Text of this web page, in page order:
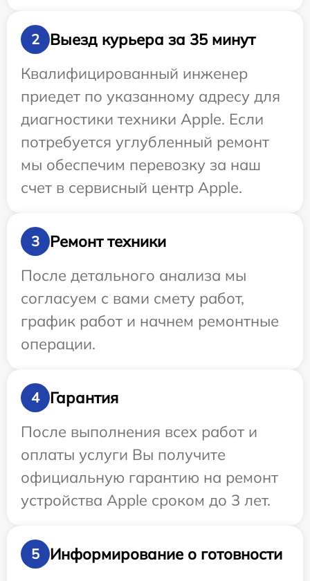
2
Выезд курьера за 35 минут
Квалифицированный инженер
приедет по указанному адресу для
диагностики техники Apple. Если
потребуется углубленный ремонт
мы обеспечим перевозку за наш
счет в сервисный центр Apple.
3
Ремонт техники
После детального анализа мы
согласуем с вами смету работ,
график работ и начнем ремонтные
операции.
4
Гарантия
После выполнения всех работ и
оплаты услуги Вы получите
официальную гарантию на ремонт
устройства Apple сроком до 3 лет.
5
Информирование о готовности